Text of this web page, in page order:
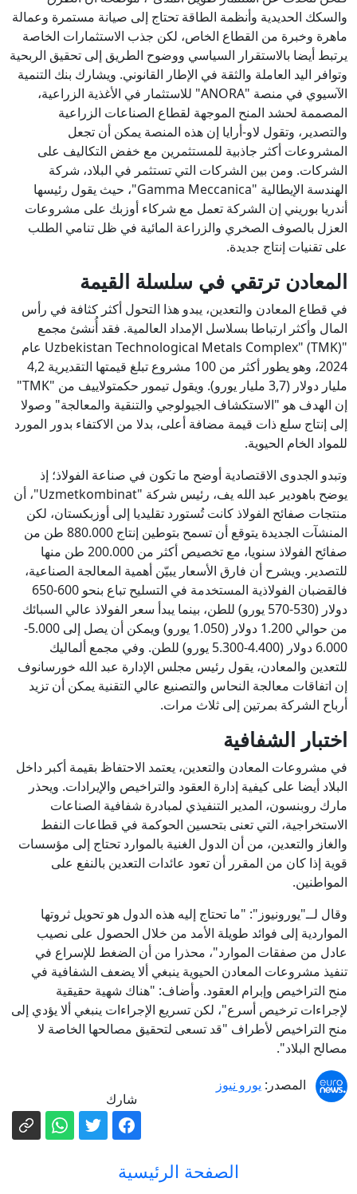
والسكك الحديدية وأنظمة الطاقة تحتاج إلى صيانة مستمرة وعمالة
ماهرة وخبرة من القطاع الخاص، لكن جذب الاستثمارات الخاصة
يرتبط أيضا بالاستقرار السياسي ووضوح الطريق إلى تحقيق الربحية
وتوافر اليد العاملة والثقة في الإطار القانوني. ويشارك بنك التنمية
الآسيوي في منصة "ANORA" للاستثمار في الأغذية الزراعية،
المصممة لحشد المنح الموجهة لقطاع الصناعات الزراعية
والتصدير، وتقول لاو-أرايا إن هذه المنصة يمكن أن تجعل
المشروعات أكثر جاذبية للمستثمرين مع خفض التكاليف على
الشركات. ومن بين الشركات التي تستثمر في البلاد، شركة
الهندسة الإيطالية "Gamma Meccanica"، حيث يقول رئيسها
أندريا بوريني إن الشركة تعمل مع شركاء أوزبك على مشروعات
العزل بالصوف الصخري والزراعة المائية في ظل تنامي الطلب
على تقنيات إنتاج جديدة.
المعادن ترتقي في سلسلة القيمة
في قطاع المعادن والتعدين، يبدو هذا التحول أكثر كثافة في رأس
المال وأكثر ارتباطا بسلاسل الإمداد العالمية. فقد أُنشئ مجمع
"Uzbekistan Technological Metals Complex" (TMK) عام
2024، وهو يطور أكثر من 100 مشروع تبلغ قيمتها التقديرية 4,2
مليار دولار (3,7 مليار يورو). ويقول تيمور حكمتولاييف من "TMK"
إن الهدف هو "الاستكشاف الجيولوجي والتنقية والمعالجة" وصولا
إلى إنتاج سلع ذات قيمة مضافة أعلى، بدلا من الاكتفاء بدور المورد
للمواد الخام الحيوية.
وتبدو الجدوى الاقتصادية أوضح ما تكون في صناعة الفولاذ؛ إذ
يوضح باهودير عبد الله يف، رئيس شركة "Uzmetkombinat"، أن
منتجات صفائح الفولاذ كانت تُستورد تقليديا إلى أوزبكستان، لكن
المنشآت الجديدة يتوقع أن تسمح بتوطين إنتاج 880.000 طن من
صفائح الفولاذ سنويا، مع تخصيص أكثر من 200.000 طن منها
للتصدير. ويشرح أن فارق الأسعار يبيّن أهمية المعالجة الصناعية،
فالقضبان الفولاذية المستخدمة في التسليح تباع بنحو 600-650
دولار (530-570 يورو) للطن، بينما يبدأ سعر الفولاذ عالي السبائك
من حوالي 1.200 دولار (1.050 يورو) ويمكن أن يصل إلى 5.000-
6.000 دولار (4.400-5.300 يورو) للطن. وفي مجمع ألماليك
للتعدين والمعادن، يقول رئيس مجلس الإدارة عبد الله خورسانوف
إن اتفاقات معالجة النحاس والتصنيع عالي التقنية يمكن أن تزيد
أرباح الشركة بمرتين إلى ثلاث مرات.
اختبار الشفافية
في مشروعات المعادن والتعدين، يعتمد الاحتفاظ بقيمة أكبر داخل
البلاد أيضا على كيفية إدارة العقود والتراخيص والإيرادات. ويحذر
مارك روبنسون، المدير التنفيذي لمبادرة شفافية الصناعات
الاستخراجية، التي تعنى بتحسين الحوكمة في قطاعات النفط
والغاز والتعدين، من أن الدول الغنية بالموارد تحتاج إلى مؤسسات
قوية إذا كان من المقرر أن تعود عائدات التعدين بالنفع على
المواطنين.
وقال لــ"يورونيوز": "ما تحتاج إليه هذه الدول هو تحويل ثروتها
المواردية إلى فوائد طويلة الأمد من خلال الحصول على نصيب
عادل من صفقات الموارد"، محذرا من أن الضغط للإسراع في
تنفيذ مشروعات المعادن الحيوية ينبغي ألا يضعف الشفافية في
منح التراخيص وإبرام العقود. وأضاف: "هناك شهية حقيقية
لإجراءات ترخيص أسرع"، لكن تسريع الإجراءات ينبغي ألا يؤدي إلى
منح التراخيص لأطراف "قد تسعى لتحقيق مصالحها الخاصة لا
مصالح البلاد".
المصدر: يورو نيوز
شارك
الصفحة الرئيسية